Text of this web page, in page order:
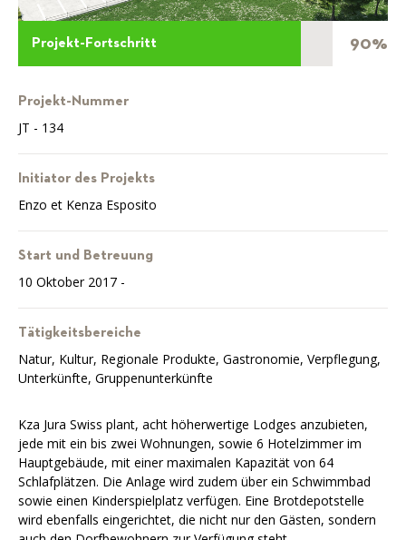
Projekt-Fortschritt 90%
Projekt-Nummer
JT - 134
Initiator des Projekts
Enzo et Kenza Esposito
Start und Betreuung
10 Oktober 2017 -
Tätigkeitsbereiche
Natur, Kultur, Regionale Produkte, Gastronomie, Verpflegung,
Unterkünfte, Gruppenunterkünfte
Kza Jura Swiss plant, acht höherwertige Lodges anzubieten,
jede mit ein bis zwei Wohnungen, sowie 6 Hotelzimmer im
Hauptgebäude, mit einer maximalen Kapazität von 64
Schlafplätzen. Die Anlage wird zudem über ein Schwimmbad
sowie einen Kinderspielplatz verfügen. Eine Brotdepotstelle
wird ebenfalls eingerichtet, die nicht nur den Gästen, sondern